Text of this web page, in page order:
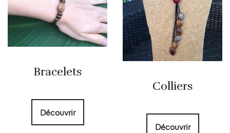
Bracelets
Découvrir
Colliers
Découvrir